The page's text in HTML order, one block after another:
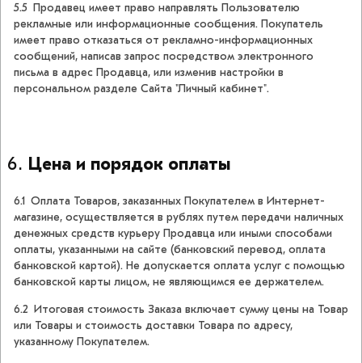
5.5 Продавец имеет право направлять Пользователю
рекламные или информационные сообщения. Покупатель
имеет право отказаться от рекламно-информационных
сообщений, написав запрос посредством электронного
письма в адрес Продавца, или изменив настройки в
персональном разделе Сайта "Личный кабинет".
Цена и порядок оплаты
6.1 Оплата Товаров, заказанных Покупателем в Интернет-
магазине, осуществляется в рублях путем передачи наличных
денежных средств курьеру Продавца или иными способами
оплаты, указанными на сайте (банковский перевод, оплата
банковской картой). Не допускается оплата услуг с помощью
банковской карты лицом, не являющимся ее держателем.
6.2 Итоговая стоимость Заказа включает сумму цены на Товар
или Товары и стоимость доставки Товара по адресу,
указанному Покупателем.